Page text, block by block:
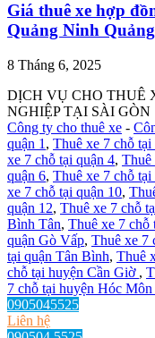
Giá thuê xe hợp
Quảng Ninh
8 Tháng 6, 2025
DỊCH VỤ CHO THUÊ
NGHIỆP TẠI SÀI GÒN
Công ty cho thuê xe -
quận 1 , Thuê xe 7 chỗ tại
xe 7 chỗ tại quận 4, Thuê
quận 6, Thuê xe 7 chỗ tại
xe 7 chỗ tại quận 10,
quận 12, Thuê xe 7 chỗ
Bình Tân, Thuê xe 7 chỗ
quận Gò Vấp, Thuê xe 7
tại quận Tân Bình, Thuê
chỗ tại huyện Cần Giờ ,
7 chỗ tại huyện Hóc Môn
0905045525
Liên hệ